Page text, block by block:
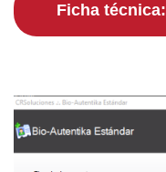
Ficha